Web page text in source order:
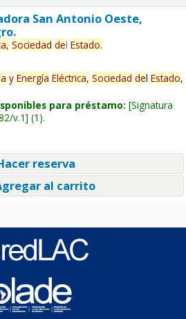
San Antonio Oeste,
Sociedad del Estado.
y Energía Eléctrica, Sociedad del Estado,
para préstamo: Signatura
v.1 (1).
reserva
al carrito